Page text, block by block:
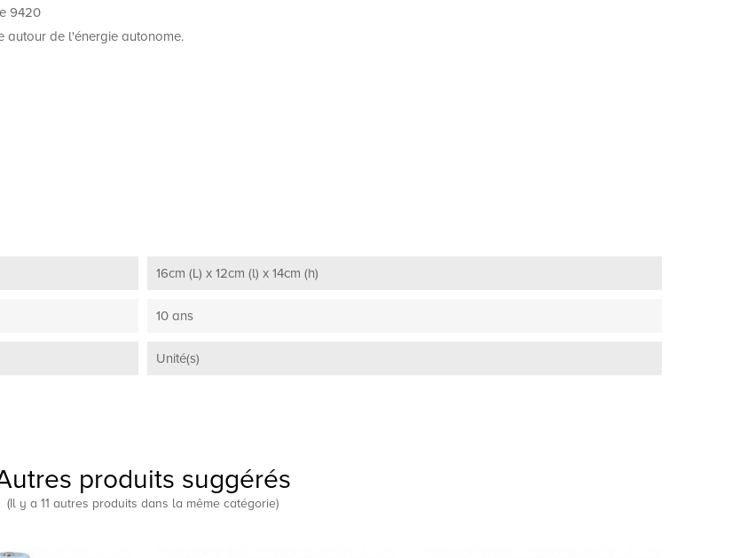
9420
autour de l'énergie autonome.
16cm (L) x 12cm (l) x 14cm (h)
10 ans
Unité(s)
produits suggérés
(Il y a 11 autres produits dans la même catégorie)